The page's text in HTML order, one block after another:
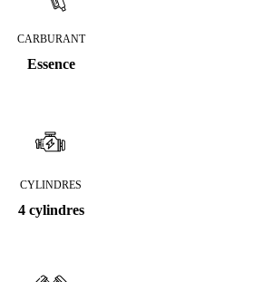
CARBURANT
Essence
CYLINDRES
4 cylindres